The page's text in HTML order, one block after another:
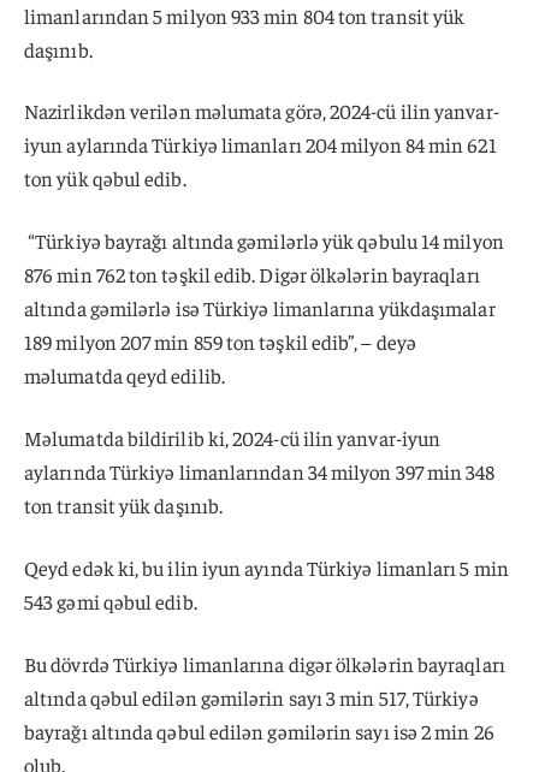
limanlarından 5 milyon 933 min 804 ton transit yük
daşınıb.
Nazirlikdən verilən məlumata görə, 2024-cü ilin yanvar-
iyun aylarında Türkiyə limanları 204 milyon 84 min 621
ton yük qəbul edib.
“Türkiyə bayrağı altında gəmilərlə yük qəbulu 14 milyon
876 min 762 ton təşkil edib. Digər ölkələrin bayraqları
altında gəmilərlə isə Türkiyə limanlarına yükdaşımalar
189 milyon 207 min 859 ton təşkil edib”, – deyə
məlumatda qeyd edilib.
Məlumatda bildirilib ki, 2024-cü ilin yanvar-iyun
aylarında Türkiyə limanlarından 34 milyon 397 min 348
ton transit yük daşınıb.
Qeyd edək ki, bu ilin iyun ayında Türkiyə limanları 5 min
543 gəmi qəbul edib.
Bu dövrdə Türkiyə limanlarına digər ölkələrin bayraqları
altında qəbul edilən gəmilərin sayı 3 min 517, Türkiyə
bayrağı altında qəbul edilən gəmilərin sayı isə 2 min 26
olub.